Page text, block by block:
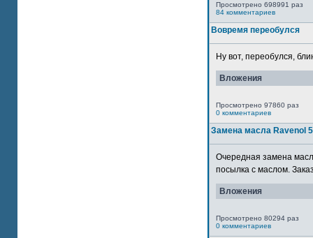
Просмотрено 698991 раз
84 комментариев
Вовремя переобулся
Ну вот, переобулся,
Вложения
Просмотрено 97860 раз
0 комментариев
Замена масла Ravenol
Очередная замена
посылка с маслом.
Вложения
Просмотрено 80294 раз
0 комментариев